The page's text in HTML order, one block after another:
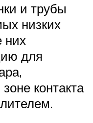
и трубы
низких
них
для
контакта